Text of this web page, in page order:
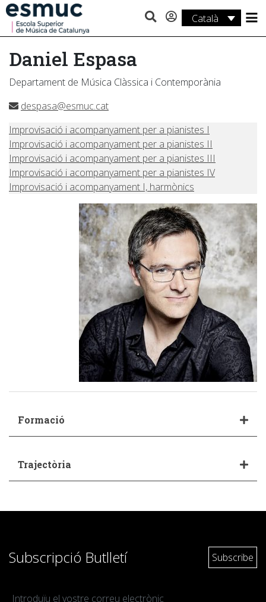
Català
Estudis
Recerca
Serveis
Daniel Espasa
Departament de Música Clàssica i Contemporània
despasa@esmuc.cat
Improvisació i acompanyament per a pianistes I
Improvisació i acompanyament per a pianistes II
Improvisació i acompanyament per a pianistes III
Improvisació i acompanyament per a pianistes IV
Improvisació i acompanyament I, harmònics
Formació
Trajectòria
Subscripció Butlletí